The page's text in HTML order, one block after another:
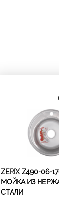
0
ZERIX Z490-06-
МОЙКА ИЗ
СТАЛИ